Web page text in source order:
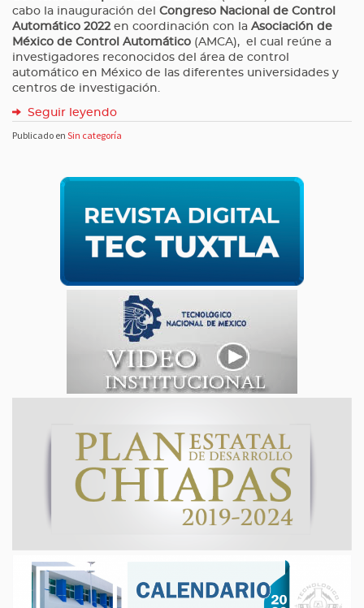
cabo la inauguración del Congreso Nacional de Control
Automático 2022 en coordinación con la Asociación de
México de Control Automático (AMCA), el cual reúne a
investigadores reconocidos del área de control
automático en México de las diferentes universidades y
centros de investigación.
Seguir leyendo
Publicado en Sin categoría